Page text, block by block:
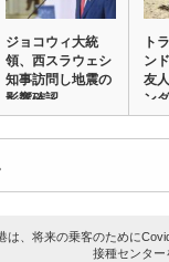
ジョコウィ大統
領、西スラウェシ
知事訪問し地震の
影響確認
ト
ン
友
ン
は、将来の乗客のために
接種センタ